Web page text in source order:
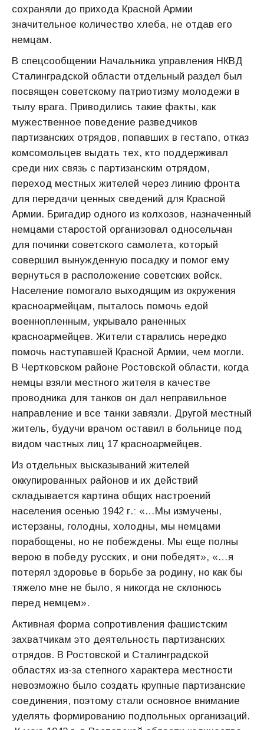
сохраняли до прихода Красной Армии
значительное количество хлеба, не отдав его
немцам.
В спецсообщении Начальника управления НКВД
Сталинградской области отдельный раздел был
посвящен советскому патриотизму молодежи в
тылу врага. Приводились такие факты, как
мужественное поведение разведчиков
партизанских отрядов, попавших в гестапо, отказ
комсомольцев выдать тех, кто поддерживал
среди них связь с партизанским отрядом,
переход местных жителей через линию фронта
для передачи ценных сведений для Красной
Армии. Бригадир одного из колхозов, назначенный
немцами старостой организовал односельчан
для починки советского самолета, который
совершил вынужденную посадку и помог ему
вернуться в расположение советских войск.
Население помогало выходящим из окружения
красноармейцам, пыталось помочь едой
военнопленным, укрывало раненных
красноармейцев. Жители старались нередко
помочь наступавшей Красной Армии, чем могли.
В Чертковском районе Ростовской области, когда
немцы взяли местного жителя в качестве
проводника для танков он дал неправильное
направление и все танки завязли. Другой местный
житель, будучи врачом оставил в больнице под
видом частных лиц 17 красноармейцев.
Из отдельных высказываний жителей
оккупированных районов и их действий
складывается картина общих настроений
населения осенью 1942 г.: «…Мы измучены,
истерзаны, голодны, холодны, мы немцами
порабощены, но не побеждены. Мы еще полны
верою в победу русских, и они победят», «…я
потерял здоровье в борьбе за родину, но как бы
тяжело мне не было, я никогда не склонюсь
перед немцем».
Активная форма сопротивления фашистским
захватчикам это деятельность партизанских
отрядов. В Ростовской и Сталинградской
областях из-за степного характера местности
невозможно было создать крупные партизанские
соединения, поэтому стали основное внимание
уделять формированию подпольных организаций.